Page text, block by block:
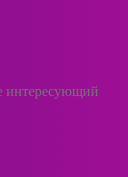
интересующий